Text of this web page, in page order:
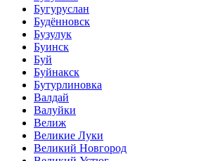
Бугуруслан
Будённовск
Бузулук
Буинск
Буй
Буйнакск
Бутурлиновка
Валдай
Валуйки
Велиж
Великие Луки
Великий Новгород